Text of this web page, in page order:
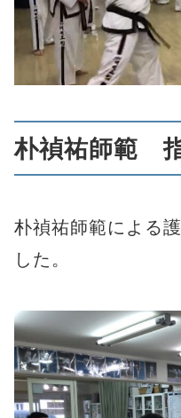
朴禎祐師範
朴禎祐師範による
した。